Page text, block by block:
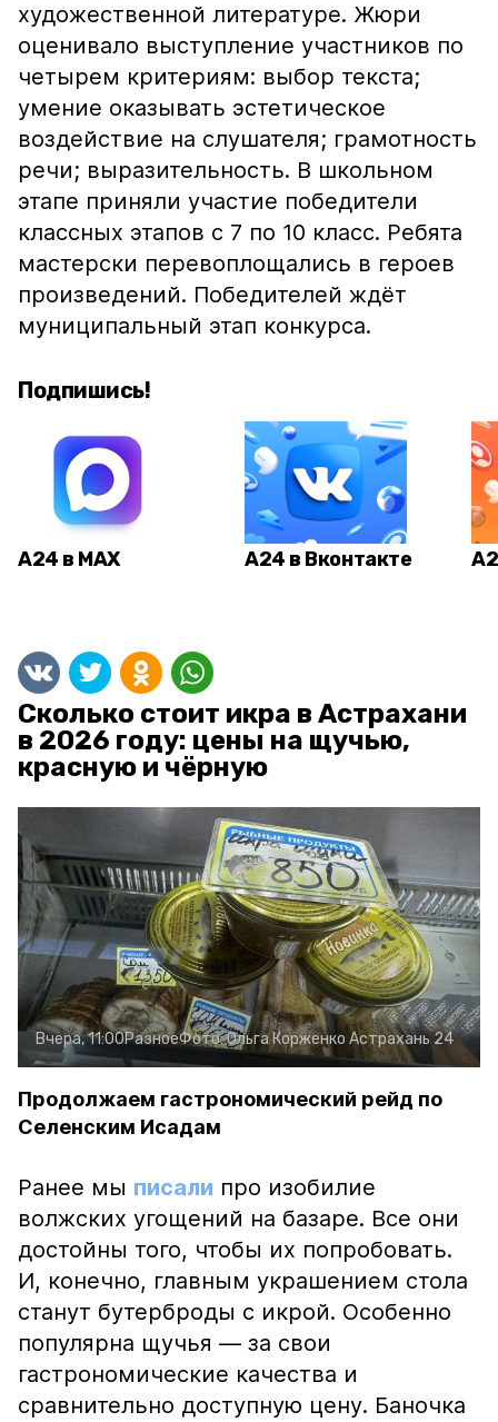
художественной литературе. Жюри
оценивало выступление участников по
четырем критериям: выбор текста;
умение оказывать эстетическое
воздействие на слушателя; грамотность
речи; выразительность. В школьном
этапе приняли участие победители
классных этапов с 7 по 10 класс. Ребята
мастерски перевоплощались в героев
произведений. Победителей ждёт
муниципальный этап конкурса.
Подпишись!
А24 в MAX А24 в Вконтакте
Сколько стоит икра в Астрахани
в 2026 году: цены на щучью,
красную и чёрную
Вчера, 11:00РазноеФото:Ольга Корженко Астрахань 24
Продолжаем гастрономический рейд по
Селенским Исадам
Ранее мы писали про изобилие
волжских угощений на базаре. Все они
достойны того, чтобы их попробовать.
И, конечно, главным украшением стола
станут бутерброды с икрой. Особенно
популярна щучья — за свои
гастрономические качества и
сравнительно доступную цену. Баночка